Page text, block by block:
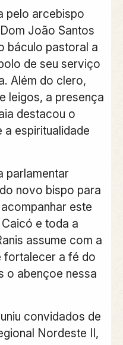
pelo arcebispo
João Santos
báculo pastoral a
de seu serviço
Além do clero,
leigos, a presença
destacou o
a espiritualidade
parlamentar
novo bispo para
este
e toda a
assume com a
fortalecer a fé do
o abençoe nessa
convidados de
Nordeste II,